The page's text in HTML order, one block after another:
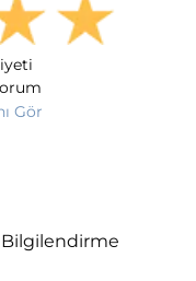
Gör
Bilgilendirme